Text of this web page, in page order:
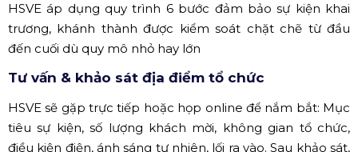
HSVE áp dụng quy trình 6 bước đảm bảo sự kiện khai
trương, khánh thành được kiểm soát chặt chẽ từ đầu
đến cuối dù quy mô nhỏ hay lớn
Tư vấn & khảo sát địa điểm tổ chức
HSVE sẽ gặp trực tiếp hoặc họp online để nắm bắt: Mục
tiêu sự kiện, số lượng khách mời, không gian tổ chức,
điều kiện điện, ánh sáng tự nhiên, lối ra vào. Sau khảo sát,